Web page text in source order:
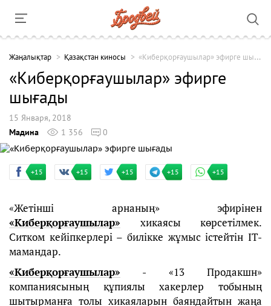
Жаңалықтар Қазақстан киносы «Киберқорғаушылар» эфирге шығады
«Киберқорғаушылар» эфирге
шығады
15 Января, 2018
Мадина
1 356 0
+15 +15 +15 +15 +15
«Жетінші арнаның» эфирінен
«Киберқорғаушылар» хикаясы көрсетілмек.
Ситком кейіпкерлері – билікке жұмыс істейтін IT-
мамандар.
«Киберқорғаушылар» - «13 Продакшн»
компаниясының құпиялы хакерлер тобының
шытырманға толы хикаяларын баяндайтын жаңа